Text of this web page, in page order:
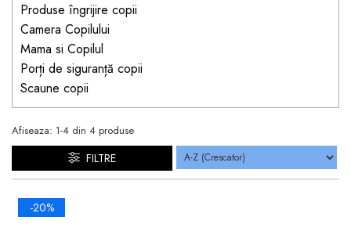
Termosuri, recipiente
mâncare pentru copii
Suzete bebe
Termometre copii
Căști antifonice copii și
dopuri de urechi
Produse îngrijire copii
Igiena copii
Produse îngrijire copii
Camera Copilului
Mama si Copilul
Porți de siguranță copii
Scaune copii
Afiseaza: 1-4 din 4 produse
FILTRE
-20%